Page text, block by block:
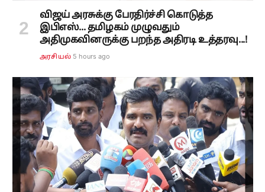
விஜய் அரசுக்கு பேரதிர்ச்சி கொடுத்த
இபிஎஸ்... தமிழகம் முழுவதும்
அதிமுகவினருக்கு பறந்த அதிரடி உத்தரவு...!
அரசியல் 5 hours ago